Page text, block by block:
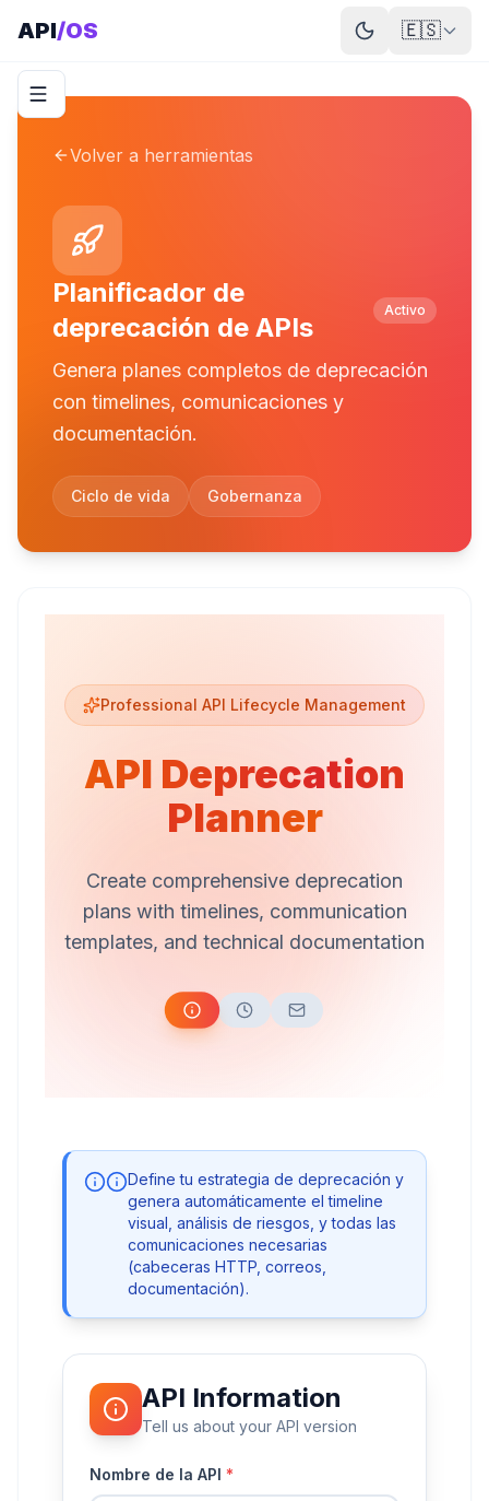
API/OS 🇪🇸
Volver a herramientas
Planificador de
deprecación de APIs
Activo
Genera planes completos de deprecación
con timelines, comunicaciones y
documentación.
Ciclo de vida Gobernanza
Professional API Lifecycle Management
API Deprecation
Planner
Create comprehensive deprecation
plans with timelines, communication
templates, and technical documentation
Define tu estrategia de deprecación y
genera automáticamente el timeline
visual, análisis de riesgos, y todas las
comunicaciones necesarias
(cabeceras HTTP, correos,
documentación).
API Information
Tell us about your API version
Nombre de la API *